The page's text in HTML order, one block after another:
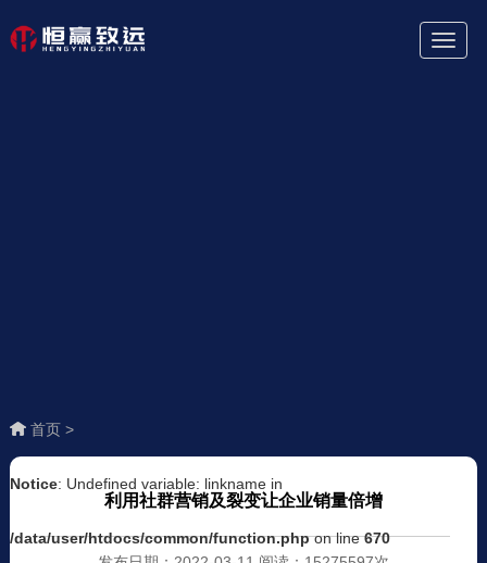
首页 >
Notice: Undefined variable: linkname in
/data/user/htdocs/common/function.phpon line670
利用社群营销及裂变让企业销量倍增